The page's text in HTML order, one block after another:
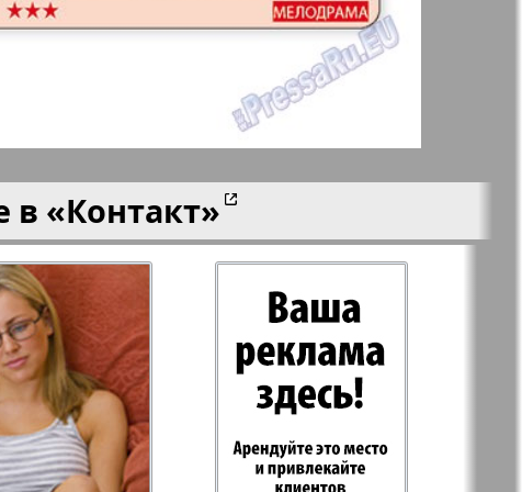
LDK по-русски
Мила
сити
My City Frankfurt
am Main
Наша марка
в «Контакт»